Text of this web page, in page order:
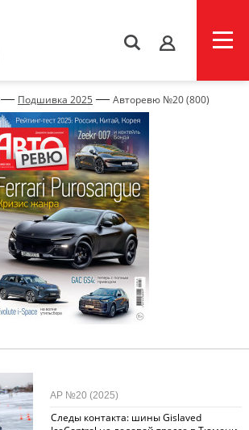
s
— Подшивка 2025 — Авторевю №20 (800)
Следы контакта: шины Gislaved
АР №20 (2025)